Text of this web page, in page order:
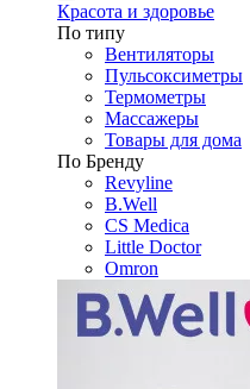
Красота и здоровье
По типу
Вентиляторы
Пульсоксиметры
Термометры
Массажеры
Товары для дома
По Бренду
Revyline
B.Well
CS Medica
Little Doctor
Omron